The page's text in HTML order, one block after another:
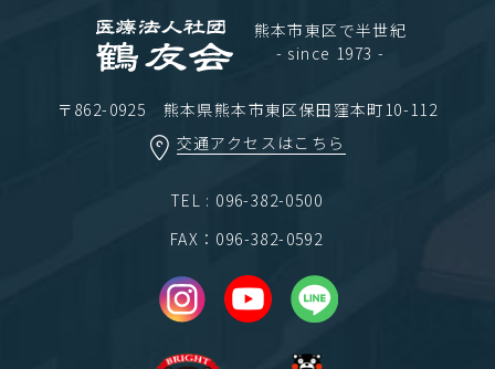
熊本市東区で半世紀
- since 1973 -
〒862-0925 熊本県熊本市東区保田窪本町10-112
交通アクセスはこちら
TEL : 096-382-0500
FAX：096-382-0592